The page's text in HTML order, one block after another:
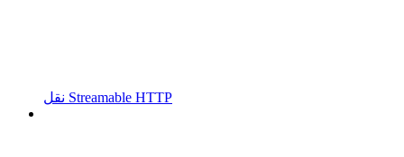
نقل Streamable HTTP